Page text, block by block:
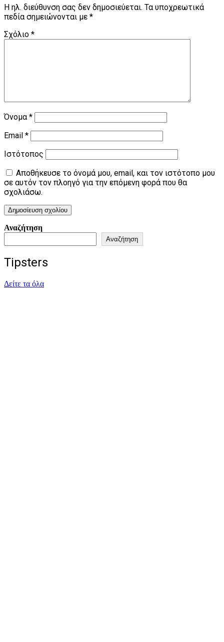
Η ηλ. διεύθυνση σας δεν δημοσιεύεται. Τα υποχρεωτικά
πεδία σημειώνονται με *
Σχόλιο *
Όνομα *
Email *
Ιστότοπος
Αποθήκευσε το όνομά μου, email, και τον ιστότοπο μου
σε αυτόν τον πλοηγό για την επόμενη φορά που θα
σχολιάσω.
Αναζήτηση
Αναζήτηση
Tipsters
Δείτε τα όλα